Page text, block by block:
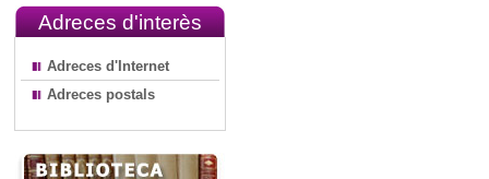
Adreces d'interès
Adreces d'Internet
Adreces postals